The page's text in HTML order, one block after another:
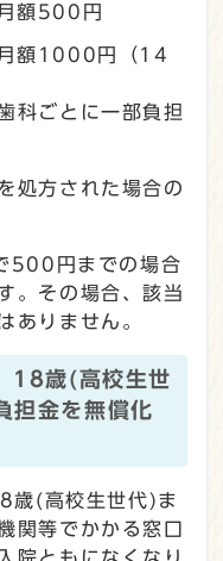
額500円
額1000円（14
科ごとに一部負担
処方された場合の
500円までの場合
。その場合、該当
ありません。
18歳(高校生世
担金を無償化
歳(高校生世代)ま
関等でかかる窓口
院ともになくなり